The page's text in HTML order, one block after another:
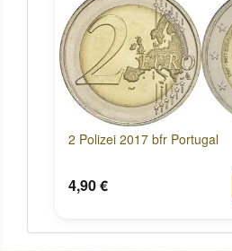
2 Polizei 2017 bfr Portugal
4,90 €